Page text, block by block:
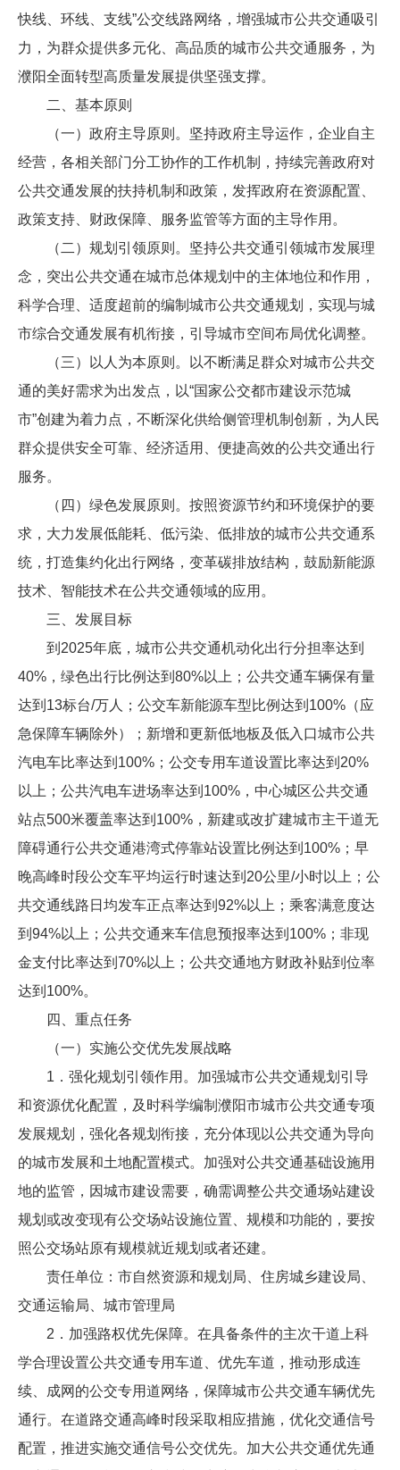
快线、环线、支线”公交线路网络，增强城市公共交通吸引
力，为群众提供多元化、高品质的城市公共交通服务，为
濮阳全面转型高质量发展提供坚强支撑。
二、基本原则
（一）政府主导原则。坚持政府主导运作，企业自主
经营，各相关部门分工协作的工作机制，持续完善政府对
公共交通发展的扶持机制和政策，发挥政府在资源配置、
政策支持、财政保障、服务监管等方面的主导作用。
（二）规划引领原则。坚持公共交通引领城市发展理
念，突出公共交通在城市总体规划中的主体地位和作用，
科学合理、适度超前的编制城市公共交通规划，实现与城
市综合交通发展有机衔接，引导城市空间布局优化调整。
（三）以人为本原则。以不断满足群众对城市公共交
通的美好需求为出发点，以“国家公交都市建设示范城
市”创建为着力点，不断深化供给侧管理机制创新，为人民
群众提供安全可靠、经济适用、便捷高效的公共交通出行
服务。
（四）绿色发展原则。按照资源节约和环境保护的要
求，大力发展低能耗、低污染、低排放的城市公共交通系
统，打造集约化出行网络，变革碳排放结构，鼓励新能源
技术、智能技术在公共交通领域的应用。
三、发展目标
到2025年底，城市公共交通机动化出行分担率达到
40%，绿色出行比例达到80%以上；公共交通车辆保有量
达到13标台/万人；公交车新能源车型比例达到100%（应
急保障车辆除外）；新增和更新低地板及低入口城市公共
汽电车比率达到100%；公交专用车道设置比率达到20%
以上；公共汽电车进场率达到100%，中心城区公共交通
站点500米覆盖率达到100%，新建或改扩建城市主干道无
障碍通行公共交通港湾式停靠站设置比例达到100%；早
晚高峰时段公交车平均运行时速达到20公里/小时以上；公
共交通线路日均发车正点率达到92%以上；乘客满意度达
到94%以上；公共交通来车信息预报率达到100%；非现
金支付比率达到70%以上；公共交通地方财政补贴到位率
达到100%。
四、重点任务
（一）实施公交优先发展战略
1．强化规划引领作用。加强城市公共交通规划引导
和资源优化配置，及时科学编制濮阳市城市公共交通专项
发展规划，强化各规划衔接，充分体现以公共交通为导向
的城市发展和土地配置模式。加强对公共交通基础设施用
地的监管，因城市建设需要，确需调整公共交通场站建设
规划或改变现有公交场站设施位置、规模和功能的，要按
照公交场站原有规模就近规划或者还建。
责任单位：市自然资源和规划局、住房城乡建设局、
交通运输局、城市管理局
2．加强路权优先保障。在具备条件的主次干道上科
学合理设置公共交通专用车道、优先车道，推动形成连
续、成网的公交专用道网络，保障城市公共交通车辆优先
通行。在道路交通高峰时段采取相应措施，优化交通信号
配置，推进实施交通信号公交优先。加大公共交通优先通